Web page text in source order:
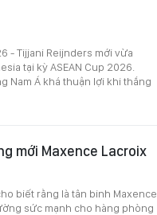
- Tijjani Reijnders mới vừa
tại kỳ ASEAN Cup 2026.
Nam Á khá thuận lợi khi thắng
mới Maxence Lacroix
biết rằng là tân binh Maxence
sức mạnh cho hàng phòng